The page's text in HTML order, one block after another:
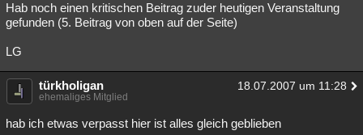
Hab noch einen kritischen Beitrag zuder heutigen Veranstaltung
gefunden (5. Beitrag von oben auf der Seite)
LG
türkholigan 18.07.2007 um 11:28
ehemaliges Mitglied
hab ich etwas verpasst hier ist alles gleich geblieben